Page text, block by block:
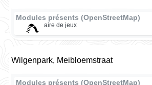
Modules présents (OpenStreetMap)
aire de jeux
Wilgenpark, Meibloemstraat
Modules présents (OpenStreetMap)